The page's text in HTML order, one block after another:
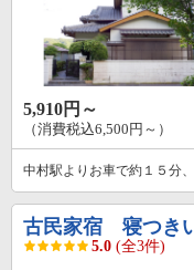
5,910円～
（消費税込6,500円～）
中村駅よりお車で約１５分
古民家宿 寝つき
5.0 (全3件)